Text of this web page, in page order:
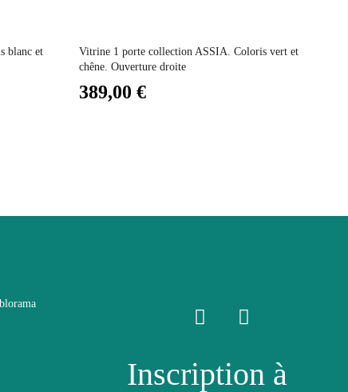
blanc et
Vitrine 1 porte collection ASSIA. Coloris vert et
chêne. Ouverture droite
389,00 €
Inscription à